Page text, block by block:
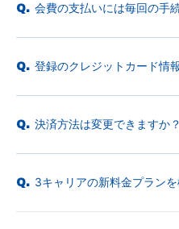
Q. 会費の支払いには毎回の手
Q. 登録のクレジットカード情
Q. 決済方法は変更できますか
Q. 3キャリアの新料金プラン